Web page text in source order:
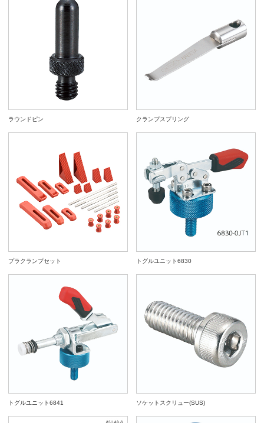
ラウンドピン クランプスプリング
プラクランプセット トグルユニット6830
トグルユニット6841 ソケットスクリュー(SUS)